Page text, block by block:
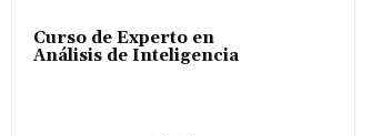
Curso de Experto en
Análisis de Inteligencia